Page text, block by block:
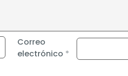
Correo
electrónico *